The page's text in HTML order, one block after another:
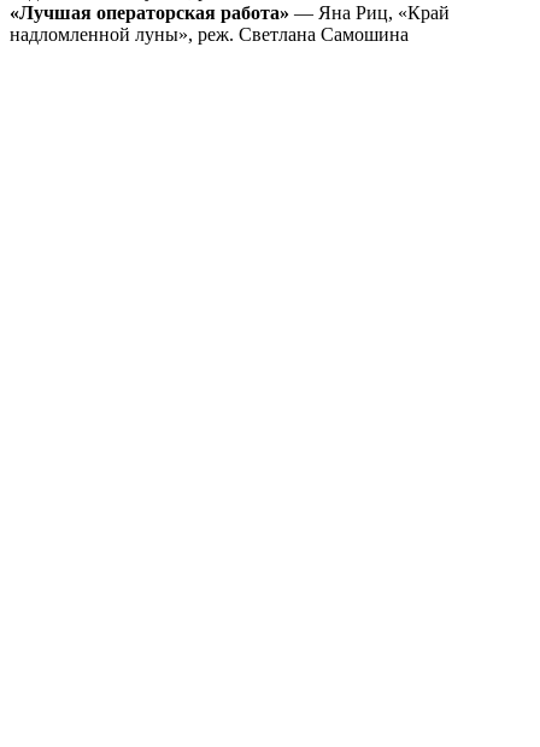
«Лучшая операторская работа» — Яна Риц, «Край
надломленной луны», реж. Светлана Самошина